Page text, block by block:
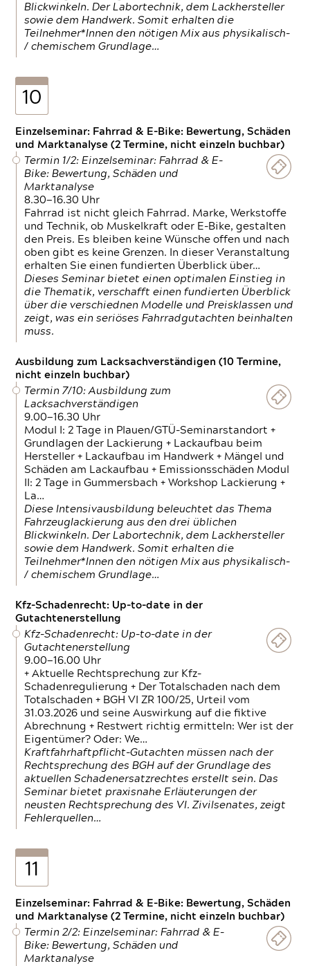
Blickwinkeln. Der Labortechnik, dem Lackhersteller
sowie dem Handwerk. Somit erhalten die
Teilnehmer*Innen den nötigen Mix aus physikalisch-
/ chemischem Grundlage…
10
Einzelseminar: Fahrrad & E-Bike: Bewertung, Schäden
und Marktanalyse (2 Termine, nicht einzeln buchbar)
Termin 1/2: Einzelseminar: Fahrrad & E-
Bike: Bewertung, Schäden und
Marktanalyse
8.30—16.30 Uhr
Fahrrad ist nicht gleich Fahrrad. Marke, Werkstoffe
und Technik, ob Muskelkraft oder E-Bike, gestalten
den Preis. Es bleiben keine Wünsche offen und nach
oben gibt es keine Grenzen. In dieser Veranstaltung
erhalten Sie einen fundierten Überblick über…
Dieses Seminar bietet einen optimalen Einstieg in
die Thematik, verschafft einen fundierten Überblick
über die verschiednen Modelle und Preisklassen und
zeigt, was ein seriöses Fahrradgutachten beinhalten
muss.
Ausbildung zum Lacksachverständigen (10 Termine,
nicht einzeln buchbar)
Termin 7/10: Ausbildung zum
Lacksachverständigen
9.00—16.30 Uhr
Modul I: 2 Tage in Plauen/GTÜ-Seminarstandort +
Grundlagen der Lackierung + Lackaufbau beim
Hersteller + Lackaufbau im Handwerk + Mängel und
Schäden am Lackaufbau + Emissionsschäden Modul
II: 2 Tage in Gummersbach + Workshop Lackierung +
La…
Diese Intensivausbildung beleuchtet das Thema
Fahrzeuglackierung aus den drei üblichen
Blickwinkeln. Der Labortechnik, dem Lackhersteller
sowie dem Handwerk. Somit erhalten die
Teilnehmer*Innen den nötigen Mix aus physikalisch-
/ chemischem Grundlage…
Kfz-Schadenrecht: Up-to-date in der
Gutachtenerstellung
Kfz-Schadenrecht: Up-to-date in der
Gutachtenerstellung
9.00—16.00 Uhr
+ Aktuelle Rechtsprechung zur Kfz-
Schadenregulierung + Der Totalschaden nach dem
Totalschaden + BGH VI ZR 100/25, Urteil vom
31.03.2026 und seine Auswirkung auf die fiktive
Abrechnung + Restwert richtig ermitteln: Wer ist der
Eigentümer? Oder: We…
Kraftfahrhaftpflicht-Gutachten müssen nach der
Rechtsprechung des BGH auf der Grundlage des
aktuellen Schadenersatzrechtes erstellt sein. Das
Seminar bietet praxisnahe Erläuterungen der
neusten Rechtsprechung des VI. Zivilsenates, zeigt
Fehlerquellen…
11
Einzelseminar: Fahrrad & E-Bike: Bewertung, Schäden
und Marktanalyse (2 Termine, nicht einzeln buchbar)
Termin 2/2: Einzelseminar: Fahrrad & E-
Bike: Bewertung, Schäden und
Marktanalyse